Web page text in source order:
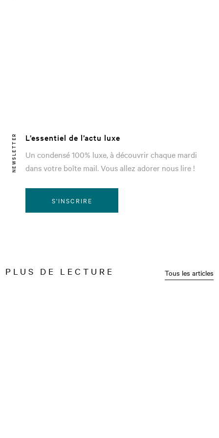
NEWSLETTER
L’essentiel de l’actu luxe
Un condensé 100% luxe, à découvrir chaque mardi
dans votre boîte mail. Vous allez adorer nous lire !
S'INSCRIRE
PLUS DE LECTURE Tous les articles